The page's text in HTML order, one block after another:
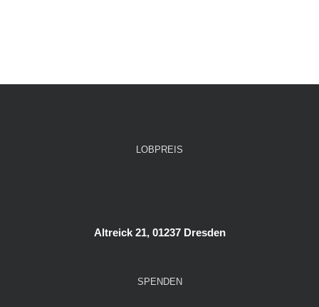
LOBPREIS
Altreick 21, 01237 Dresden
SPENDEN